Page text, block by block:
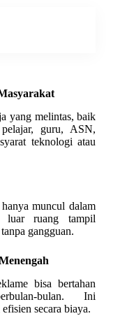
yang melintas, baik
guru, ASN,
teknologi atau
muncul dalam
luar ruang tampil
gangguan.
bisa bertahan
bulan. Ini
secara biaya.